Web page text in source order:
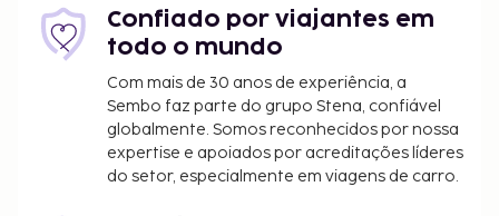
numerário em todas as transações.
Confiado por viajantes em
todo o mundo
Com mais de 30 anos de experiência, a
Sembo faz parte do grupo Stena, confiável
globalmente. Somos reconhecidos por nossa
expertise e apoiados por acreditações líderes
do setor, especialmente em viagens de carro.